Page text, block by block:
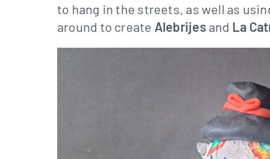
to hang in the streets, as well as
around to create Alebrijes and La